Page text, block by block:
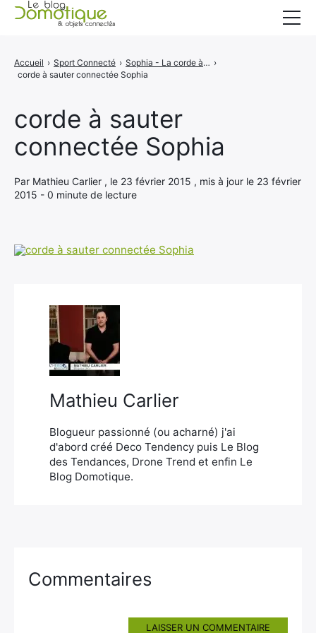
corde à sauter
connectée Sophia
Par Mathieu Carlier , le 23 février 2015 , mis à jour le 23 février
2015 - 0 minute de lecture
Accueil › Sport Connecté › Sophia - La corde à sauter connectée ›
corde à sauter connectée Sophia
Mathieu Carlier
Blogueur passionné (ou acharné) j'ai
d'abord créé Deco Tendency puis Le Blog
des Tendances, Drone Trend et enfin Le
Blog Domotique.
Commentaires
LAISSER UN COMMENTAIRE
Catégories
CONTACT
Rechercher
: